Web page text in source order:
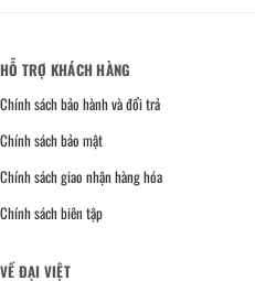
HỖ TRỢ KHÁCH HÀNG
Chính sách bảo hành và đổi trả
Chính sách bảo mật
Chính sách giao nhận hàng hóa
Chính sách biên tập
VỀ ĐẠI VIỆT